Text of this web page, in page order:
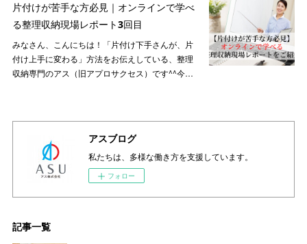
片付けが苦手な方必見｜オンラインで学べ
る整理収納現場レポート3回目
みなさん、こんにちは！「片付け下手さんが、片
付け上手に変わる」方法をお伝えしている、整理
収納専門のアス（旧アプロサクセス）です^^今…
アスブログ
私たちは、多様な働き方を支援しています。
フォロー
記事一覧